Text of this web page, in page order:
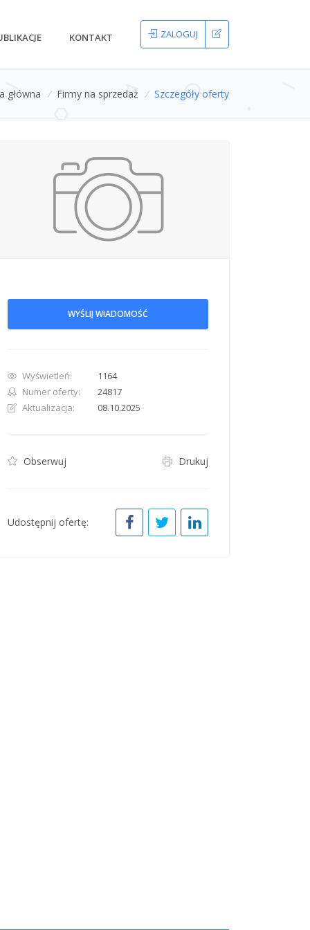
KONTAKT ZALOGUJ
główna / Firmy na sprzedaż / Szczegóły oferty
WYŚLIJ WIADOMOŚĆ
Wyświetleń:
1164
Numer oferty:
24817
Aktualizacja:
08.10.2025
Obserwuj Drukuj
Udostępnij ofertę: